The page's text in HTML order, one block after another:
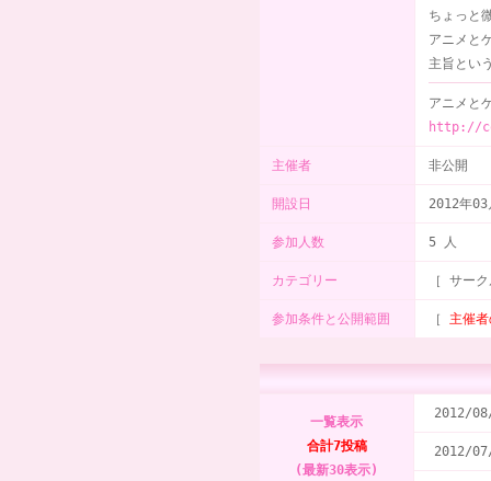
ちょっと
アニメと
主旨とい
アニメと
http://
主催者 非公開
開設日 2012年03
参加人数 5 人
カテゴリー ［ サー
参加条件と公開範囲 ［ 主催
一覧表示
合計7投稿
(最新30表示)
2012/
2012/